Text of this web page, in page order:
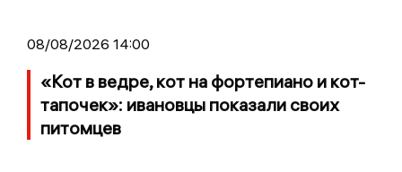
08/08/2026 14:00
«Кот в ведре, кот на фортепиано и кот-
тапочек»: ивановцы показали своих
питомцев